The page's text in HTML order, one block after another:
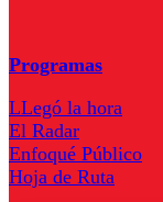
Programas
LLegó la hora
El Radar
Enfoqué Público
Hoja de Ruta